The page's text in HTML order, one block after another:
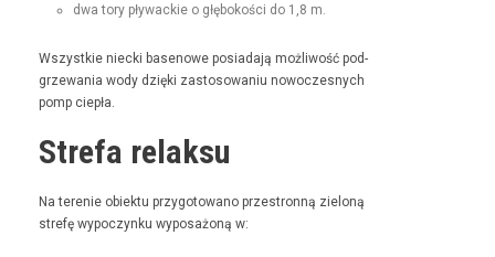
dwa tory pływack­ie o głębokoś­ci do 1,8 m.
Wszys­tkie niec­ki basenowe posi­ada­ją możli­wość pod­
grze­wa­nia wody dzię­ki zas­tosowa­niu nowoczes­nych
pomp ciepła.
Strefa relaksu
Na tere­nie obiek­tu przy­go­towano prze­stron­ną zieloną
stre­fę wypoczynku wyposażoną w: